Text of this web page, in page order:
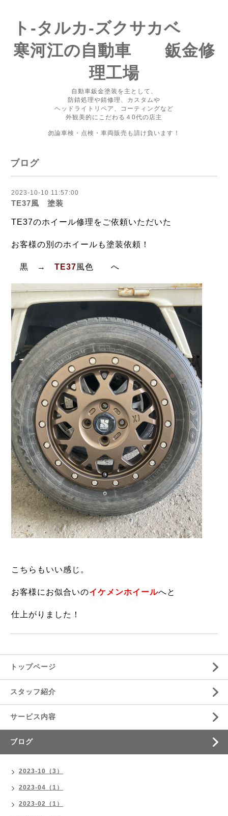
ト-タルカ-ズクサカベ
寒河江の自動車 鈑金修
理工場
自動車鈑金塗装を主として、
防錆処理や錆修理、カスタムや
ヘッドライトリペア、コーティングなど
外観美的にこだわる４0代の店主
勿論車検・点検・車両販売も請け負います！
ブログ
2023-10-10 11:57:00
TE37風 塗装
TE37のホイール修理をご依頼いただいた
お客様の別のホイールも塗装依頼！
黒 → TE37風色 へ
こちらもいい感じ。
お客様にお似合いのイケメンホイールへと
仕上がりました！
トップページ
スタッフ紹介
サービス内容
ブログ
2023-10（3）
2023-04（1）
2023-02（1）